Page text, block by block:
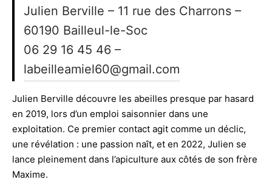
Julien Berville – 11 rue des Charrons –
60190 Bailleul-le-Soc
06 29 16 45 46 –
labeilleamiel60@gmail.com
Julien Berville découvre les abeilles presque par hasard
en 2019, lors d’un emploi saisonnier dans une
exploitation. Ce premier contact agit comme un déclic,
une révélation : une passion naît, et en 2022, Julien se
lance pleinement dans l’apiculture aux côtés de son frère
Maxime.